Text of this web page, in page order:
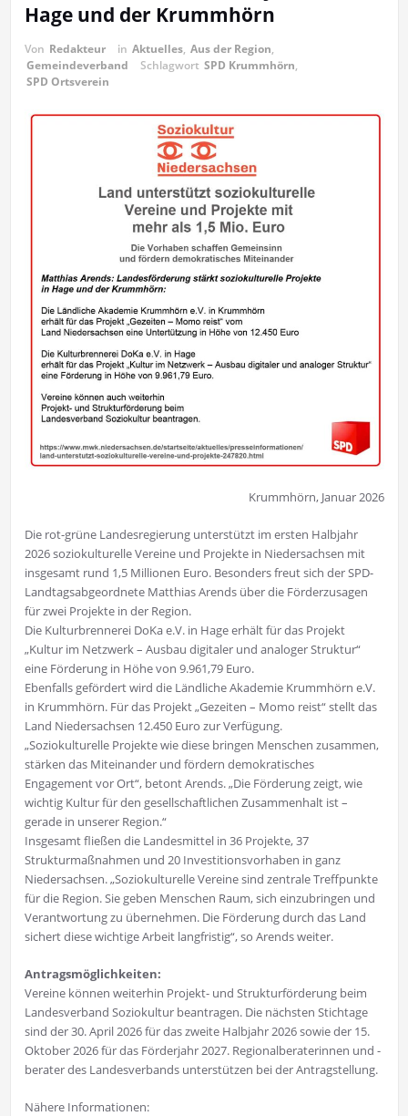
Hage und der Krummhörn
Von Redakteur in Aktuelles, Aus der Region,
Gemeindeverband
Schlagwort SPD Krummhörn,
SPD Ortsverein
Krummhörn, Januar 2026
Die rot-grüne Landesregierung unterstützt im ersten Halbjahr
2026 soziokulturelle Vereine und Projekte in Niedersachsen mit
insgesamt rund 1,5 Millionen Euro. Besonders freut sich der SPD-
Landtagsabgeordnete Matthias Arends über die Förderzusagen
für zwei Projekte in der Region.
Die Kulturbrennerei DoKa e.V. in Hage erhält für das Projekt
„Kultur im Netzwerk – Ausbau digitaler und analoger Struktur“
eine Förderung in Höhe von 9.961,79 Euro.
Ebenfalls gefördert wird die Ländliche Akademie Krummhörn e.V.
in Krummhörn. Für das Projekt „Gezeiten – Momo reist“ stellt das
Land Niedersachsen 12.450 Euro zur Verfügung.
„Soziokulturelle Projekte wie diese bringen Menschen zusammen,
stärken das Miteinander und fördern demokratisches
Engagement vor Ort“, betont Arends. „Die Förderung zeigt, wie
wichtig Kultur für den gesellschaftlichen Zusammenhalt ist –
gerade in unserer Region.“
Insgesamt fließen die Landesmittel in 36 Projekte, 37
Strukturmaßnahmen und 20 Investitionsvorhaben in ganz
Niedersachsen. „Soziokulturelle Vereine sind zentrale Treffpunkte
für die Region. Sie geben Menschen Raum, sich einzubringen und
Verantwortung zu übernehmen. Die Förderung durch das Land
sichert diese wichtige Arbeit langfristig“, so Arends weiter.
Antragsmöglichkeiten:
Vereine können weiterhin Projekt- und Strukturförderung beim
Landesverband Soziokultur beantragen. Die nächsten Stichtage
sind der 30. April 2026 für das zweite Halbjahr 2026 sowie der 15.
Oktober 2026 für das Förderjahr 2027. Regionalberaterinnen und -
berater des Landesverbands unterstützen bei der Antragstellung.
Nähere Informationen: